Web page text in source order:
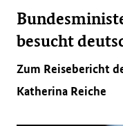
besucht
Zum Reisebericht
Katherina Reiche